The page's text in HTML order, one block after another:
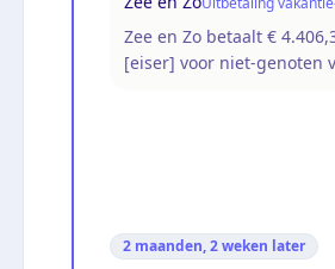
Zee en Zo betaalt €
[eiser] voor niet-genoten
2 maanden, 2 weken later